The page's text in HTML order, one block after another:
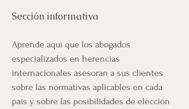
Sección informativa
Aprende aquí que los abogados
especializados en herencias
internacionales asesoran a sus clientes
sobre las normativas aplicables en cada
país y sobre las posibilidades de elección